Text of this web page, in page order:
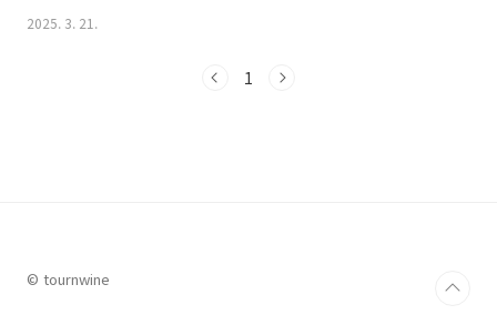
속 식물원으로 숲과 호수가 어우러지는 도심 속 자연 정원이다. 게다가
시작되어 퇴근 후에도 들를 수 있다는 장점이 있다. 낮에는 싱그러운 생
2025. 3. 21.
1
© tournwine